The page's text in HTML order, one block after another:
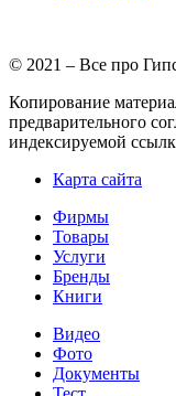
© 2021 – Все про
Копирование
предварительного
индексируемой
Карта сайта
Фирмы
Товары
Услуги
Бренды
Книги
Видео
Фото
Документы